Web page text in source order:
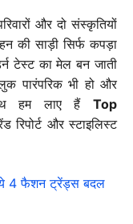
और दो संस्कृतियों
की साड़ी सिर्फ कपड़ा
टेस्ट का मेल बन जाती
पारंपरिक भी हो और
हम लाए हैं Top
और स्टाइलिस्ट
4 फैशन ट्रेंड्स बदल